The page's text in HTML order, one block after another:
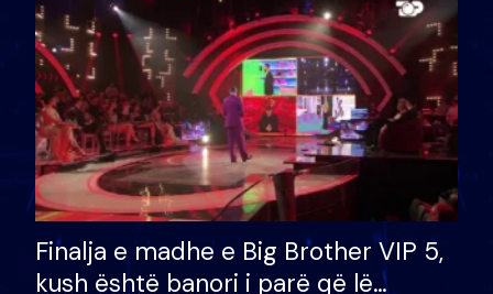
Finalja e madhe e Big Brother VIP 5,
kush është banori i parë që lë